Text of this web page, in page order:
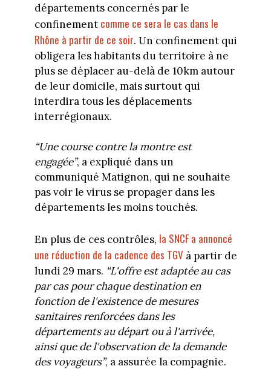
départements concernés par le
confinement comme ce sera le cas dans le
Rhône à partir de ce soir. Un confinement qui
obligera les habitants du territoire à ne
plus se déplacer au-delà de 10km autour
de leur domicile, mais surtout qui
interdira tous les déplacements
interrégionaux.
“Une course contre la montre est
engagée”, a expliqué dans un
communiqué Matignon, qui ne souhaite
pas voir le virus se propager dans les
départements les moins touchés.
En plus de ces contrôles, la SNCF a annoncé
une réduction de la cadence des TGV à partir de
lundi 29 mars. “L'offre est adaptée au cas
par cas pour chaque destination en
fonction de l'existence de mesures
sanitaires renforcées dans les
départements au départ ou à l'arrivée,
ainsi que de l'observation de la demande
des voyageurs”, a assurée la compagnie.